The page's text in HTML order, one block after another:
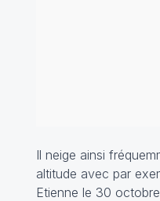
Il neige ainsi
altitude avec par
Etienne le 30